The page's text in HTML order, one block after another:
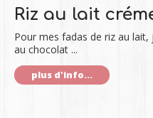
Riz au lait
Pour mes fadas de riz au
au chocolat ...
plus d'info...